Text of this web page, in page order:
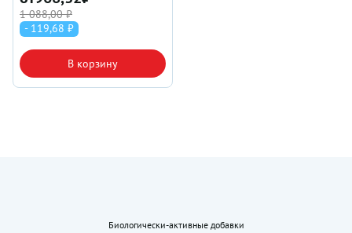
1 088,00 ₽
- 119,68 ₽
В корзину
Биологически-активные добавки